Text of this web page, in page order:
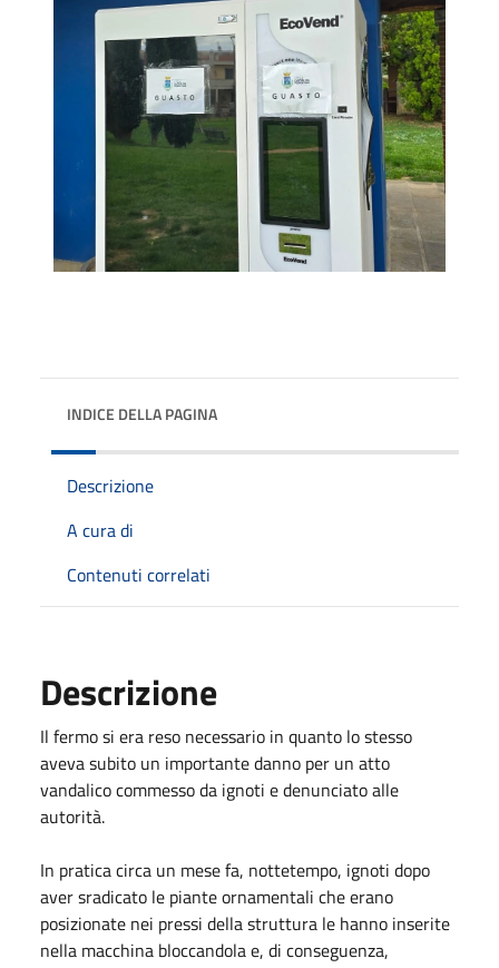
INDICE DELLA PAGINA
Descrizione
A cura di
Contenuti correlati
Descrizione
Il fermo si era reso necessario in quanto lo stesso
aveva subito un importante danno per un atto
vandalico commesso da ignoti e denunciato alle
autorità.
In pratica circa un mese fa, nottetempo, ignoti dopo
aver sradicato le piante ornamentali che erano
posizionate nei pressi della struttura le hanno inserite
nella macchina bloccandola e, di conseguenza,